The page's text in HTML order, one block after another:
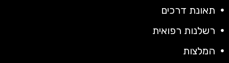
תאונת דרכים
רשלנות רפואית
המלצות